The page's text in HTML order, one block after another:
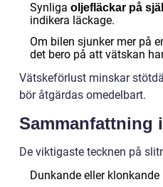
Synliga oljefläckar på
indikera läckage.
Om bilen sjunker mer på
det bero på att vätskan
Vätskeförlust minskar
bör åtgärdas omedelbart.
Sammanfattning
De viktigaste tecknen på
Dunkande eller